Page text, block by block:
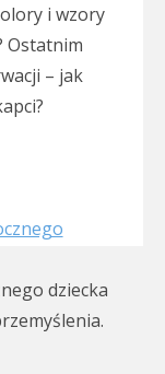
i wzory
Ostatnim
– jak
dziecka